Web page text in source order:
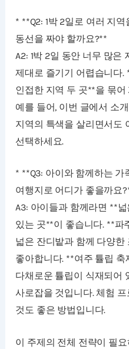
* **Q2: 1박 2일로 여러 지
동선을 짜야 할까요?**
A2: 1박 2일 동안 너무 많은
제대로 즐기기 어렵습니다.
인접한 지역 두 곳**을 묶
예를 들어, 이번 글에서 소
지역의 특색을 살리면서도
선택하세요.
* **Q3: 아이와 함께하는 가
여행지로 어디가 좋을까요
A3: 아이들과 함께라면 **
있는 곳**이 좋습니다. **파
넓은 잔디밭과 함께 다양한
좋아합니다. **여주 튤립 축
다채로운 튤립이 식재되어
사로잡을 것입니다. 체험
것도 좋은 방법입니다.
이 주제의 전체 전략이 필요